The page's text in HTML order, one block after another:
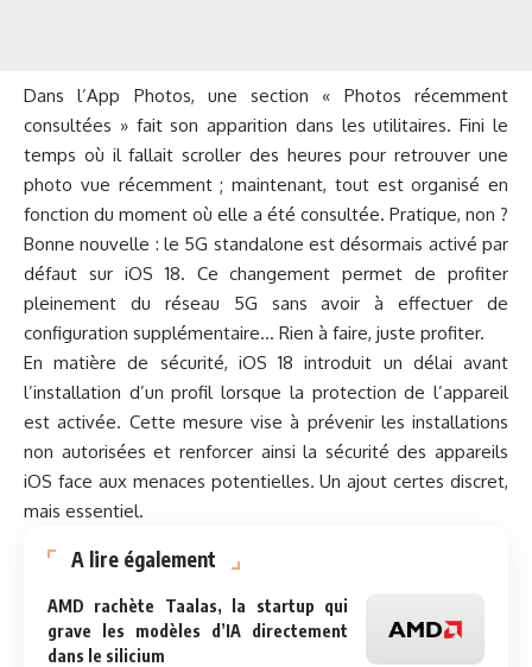
Dans l’App Photos, une section « Photos récemment
consultées » fait son apparition dans les utilitaires. Fini le
temps où il fallait scroller des heures pour retrouver une
photo vue récemment ; maintenant, tout est organisé en
fonction du moment où elle a été consultée. Pratique, non ?
Bonne nouvelle : le 5G standalone est désormais activé par
défaut sur iOS 18. Ce changement permet de profiter
pleinement du réseau 5G sans avoir à effectuer de
configuration supplémentaire… Rien à faire, juste profiter.
En matière de sécurité, iOS 18 introduit un délai avant
l’installation d’un profil lorsque la protection de l’appareil
est activée. Cette mesure vise à prévenir les installations
non autorisées et renforcer ainsi la sécurité des appareils
iOS face aux menaces potentielles. Un ajout certes discret,
mais essentiel.
A lire également
AMD rachète Taalas, la startup qui
grave les modèles d’IA directement
dans le silicium